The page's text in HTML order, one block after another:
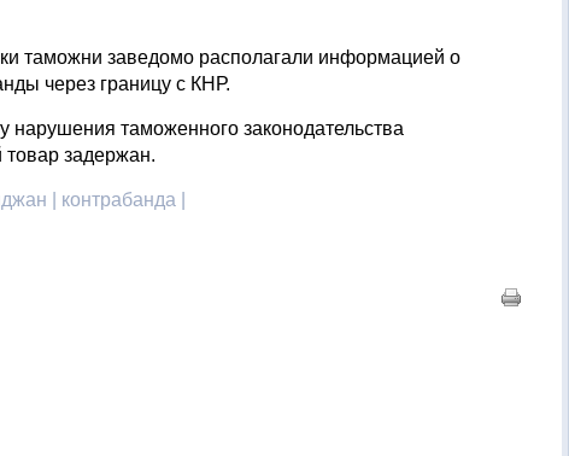
таможни заведомо располагали информацией о
через границу с КНР.
таможенного законодательства
товар задержан.
| контрабанда |